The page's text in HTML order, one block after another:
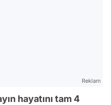
Reklam
hayatını tam 4